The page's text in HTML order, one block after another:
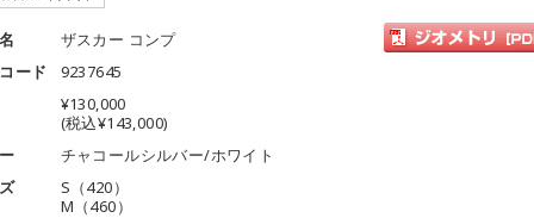
ザスカー コンプ
ード
9237645
¥130,000
(税込¥143,000)
チャコールシルバー/ホワイト
S（420）
M（460）